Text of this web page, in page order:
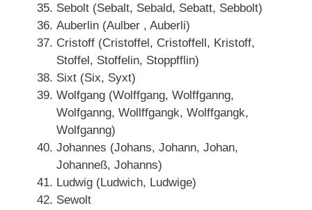
Sebolt (Sebalt, Sebald, Sebatt, Sebbolt)
Auberlin (Aulber , Auberli)
Cristoff (Cristoffel, Cristoffell, Kristoff,
Stoffel, Stoffelin, Stoppfflin)
Sixt (Six, Syxt)
Wolfgang (Wolffgang, Wolffganng,
Wolfganng, Wollffgangk, Wolffgangk,
Wolfganng)
Johannes (Johans, Johann, Johan,
Johanneß, Johanns)
Ludwig (Ludwich, Ludwige)
Sewolt